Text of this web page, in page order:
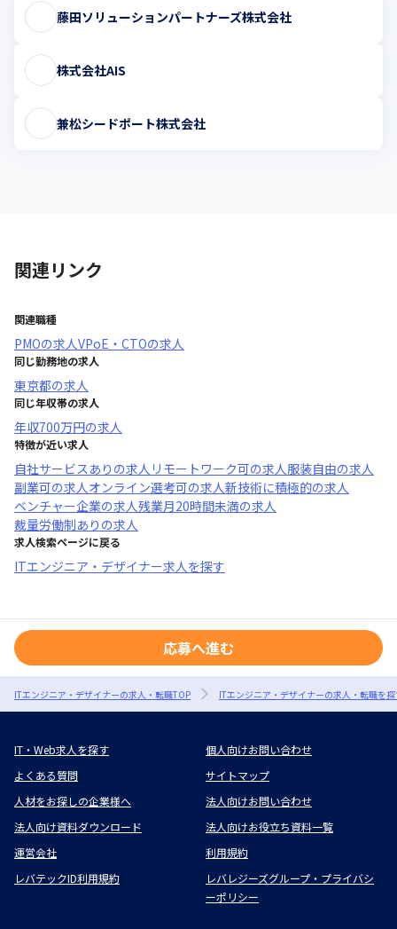
藤田ソリューションパートナーズ株式会社
株式会社AIS
兼松シードポート株式会社
関連リンク
関連職種
PMOの求人VPoE・CTOの求人
同じ勤務地の求人
東京都の求人
同じ年収帯の求人
年収700万円の求人
特徴が近い求人
自社サービスあり の求人 リモートワーク可の求人服装自由の求人
副業可の求人オンライン選考可の求人新技術に積極的の求人
ベンチャー企業の求人残業月20時間未満の求人
裁量労働制あり の求人
求人検索ページに戻る
ITエンジニア・デザイナー求人を探す
応募へ進む
ITエンジニア・デザイナーの求人・転職TOP ITエンジニア・デザイナーの求人・転職を
IT・Web求人を探す
個人向けお問い合わせ
よくある質問
サイトマップ
人材をお探しの企業様へ
法人向けお問い合わせ
法人向け資料ダウンロード
法人向けお役立ち資料一覧
運営会社
利用規約
レバテックID利用規約
レバレジーズグループ・プライバシ
ーポリシー